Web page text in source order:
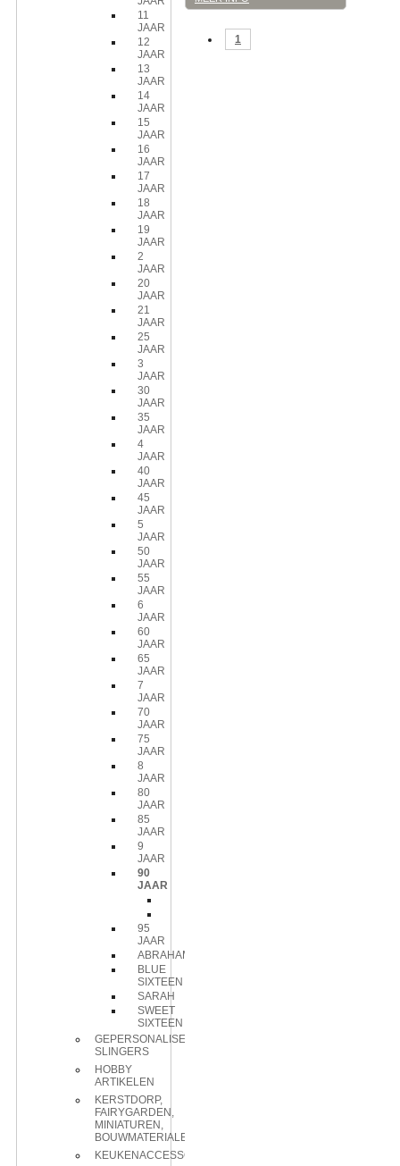
11
JAAR
12
JAAR
13
JAAR
14
JAAR
15
JAAR
16
JAAR
17
JAAR
18
JAAR
19
JAAR
2
JAAR
20
JAAR
21
JAAR
25
JAAR
3
JAAR
30
JAAR
35
JAAR
4
JAAR
40
JAAR
45
JAAR
5
JAAR
50
JAAR
55
JAAR
6
JAAR
60
JAAR
65
JAAR
7
JAAR
70
JAAR
75
JAAR
8
JAAR
80
JAAR
85
JAAR
9
JAAR
90
JAAR
95
JAAR
ABRAHAM
BLUE
SIXTEEN
SARAH
SWEET
SIXTEEN
GEPERSONALISEERDE
SLINGERS
HOBBY
ARTIKELEN
KERSTDORP,
FAIRYGARDEN,
MINIATUREN,
BOUWMATERIALEN
KEUKENACCESSOIRES
1